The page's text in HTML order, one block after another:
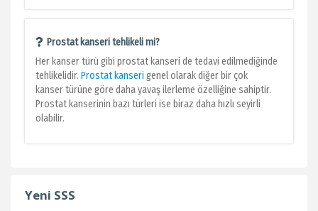
Prostat kanseri tehlikeli mi?
Her kanser türü gibi prostat kanseri de tedavi edilmediğinde
tehlikelidir. Prostat kanseri genel olarak diğer bir çok
kanser türüne göre daha yavaş ilerleme özelliğine sahiptir.
Prostat kanserinin bazı türleri ise biraz daha hızlı seyirli
olabilir.
Yeni SSS